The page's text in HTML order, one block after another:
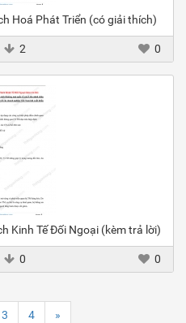
Hoá Phát Triển (có giải thích)
2 0
Kinh Tế Đối Ngoại (kèm trả lời)
0 0
3 4 »